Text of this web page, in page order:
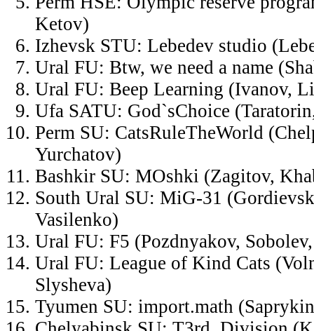
Ketov)
Izhevsk STU: Lebedev studio
Ural FU: Btw, we need a name
Ural FU: Beep Learning (Ivanov,
Ufa SATU: God`sChoice
Perm SU: CatsRuleTheWorld
Yurchatov)
Bashkir SU: MOshki (Zagitov,
South Ural SU: MiG-31
Vasilenko)
Ural FU: F5 (Pozdnyakov,
Ural FU: League of Kind Cats
Slysheva)
Tyumen SU: import.math